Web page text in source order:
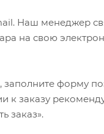
Наш менеджер
на свою
форму
к заказу
заказ».